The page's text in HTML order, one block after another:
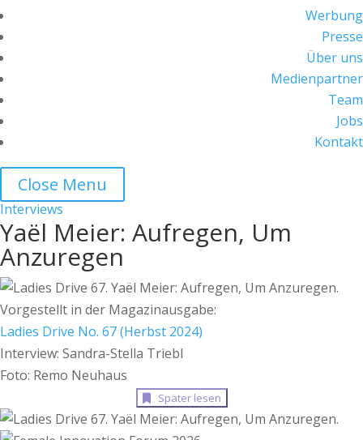
Werbung
Presse
Über uns
Medienpartner
Team
Jobs
Kontakt
Close Menu
Interviews
Yaël Meier: Aufregen, Um
Anzuregen
Vorgestellt in der Magazinausgabe:
Ladies Drive No. 67 (Herbst 2024)
Interview: Sandra-Stella Triebl
Foto: Remo Neuhaus
Später lesen